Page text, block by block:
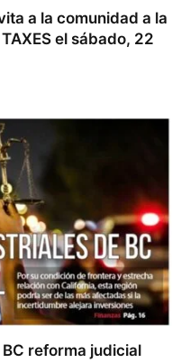
a la comunidad a la
el sábado, 22
reforma judicial